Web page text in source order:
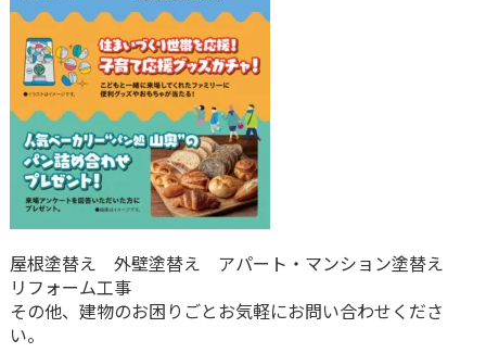
屋根塗替え 外壁塗替え アパート・マンション塗替え
リフォーム工事
その他、建物のお困りごとお気軽にお問い合わせくださ
い。